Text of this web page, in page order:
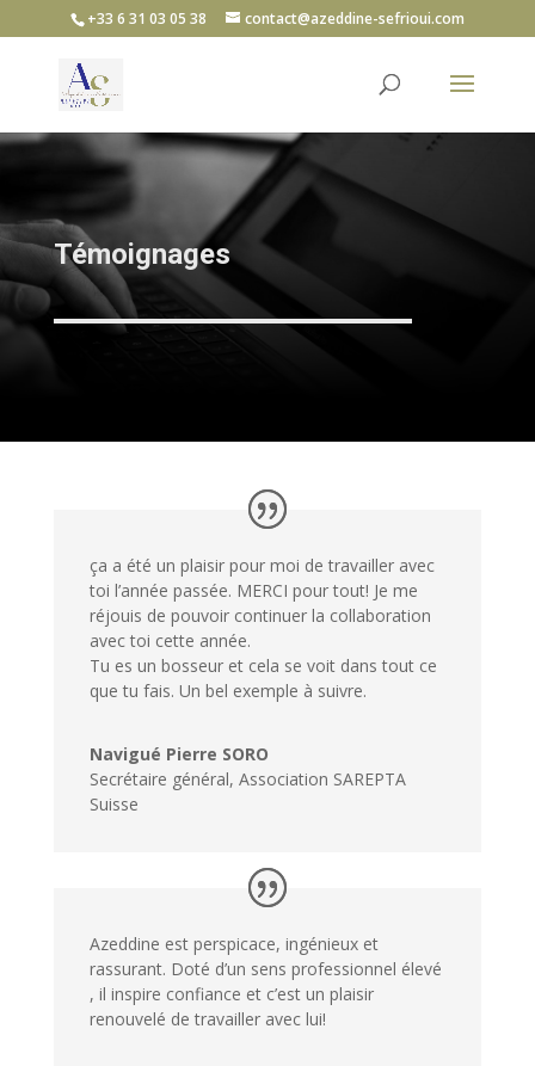
+33 6 31 03 05 38 contact@azeddine-sefrioui.com
Témoignages
ça a été un plaisir pour moi de travailler avec
toi l’année passée. MERCI pour tout! Je me
réjouis de pouvoir continuer la collaboration
avec toi cette année.
Tu es un bosseur et cela se voit dans tout ce
que tu fais. Un bel exemple à suivre.
Navigué Pierre SORO
Secrétaire général, Association SAREPTA
Suisse
Azeddine est perspicace, ingénieux et
rassurant. Doté d’un sens professionnel élevé
, il inspire confiance et c’est un plaisir
renouvelé de travailler avec lui!